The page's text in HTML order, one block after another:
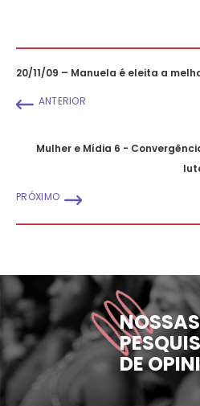
20/11/09 – Manuela é eleita a
ANTERIOR
Mulher e Mídia 6 -
PRÓXIMO
NOSSAS
DE